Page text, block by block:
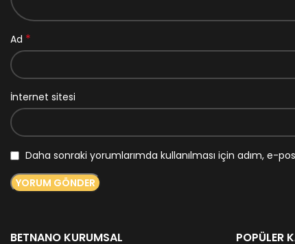
Ad *
İnternet sitesi
Daha sonraki yorumlarımda kullanılması için adım, e-
BETNANO KURUMSAL POPÜLER